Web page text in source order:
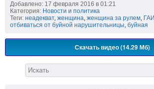
Добавлено: 17 февраля 2016 в 01:21
Категория: Новости и политика
Теги: неадекват, женщина, женщина за рулем, ГАИ
отбиваться от буйной нарушительницы, буйная
Скачать видео (14.29 Мб)